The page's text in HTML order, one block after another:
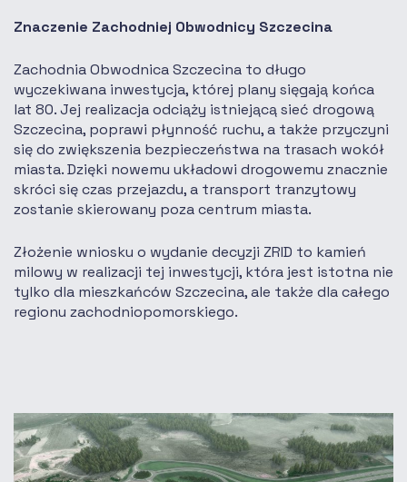
Znaczenie Zachodniej Obwodnicy Szczecina
Zachodnia Obwodnica Szczecina to długo
wyczekiwana inwestycja, której plany sięgają końca
lat 80. Jej realizacja odciąży istniejącą sieć drogową
Szczecina, poprawi płynność ruchu, a także przyczyni
się do zwiększenia bezpieczeństwa na trasach wokół
miasta. Dzięki nowemu układowi drogowemu znacznie
skróci się czas przejazdu, a transport tranzytowy
zostanie skierowany poza centrum miasta.
Złożenie wniosku o wydanie decyzji ZRID to kamień
milowy w realizacji tej inwestycji, która jest istotna nie
tylko dla mieszkańców Szczecina, ale także dla całego
regionu zachodniopomorskiego.